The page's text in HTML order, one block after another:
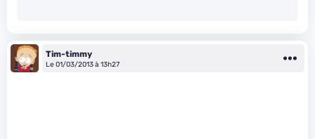
Tim-timmy
Le 01/03/2013 à 13h27